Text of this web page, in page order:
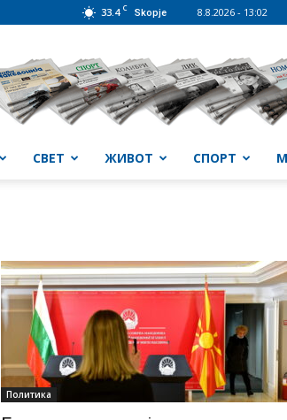
33.4 C Skopje 8.8.2026 - 13:02
СВЕТ ЖИВОТ СПОРТ
Политика